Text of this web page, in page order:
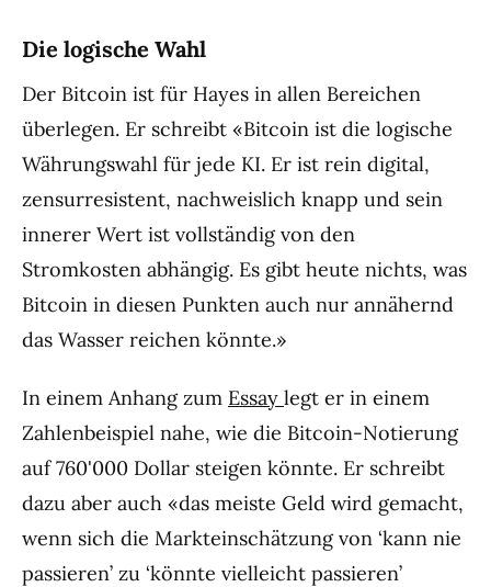
Die logische Wahl
Der Bitcoin ist für Hayes in allen Bereichen
überlegen. Er schreibt «Bitcoin ist die logische
Währungswahl für jede KI. Er ist rein digital,
zensurresistent, nachweislich knapp und sein
innerer Wert ist vollständig von den
Stromkosten abhängig. Es gibt heute nichts, was
Bitcoin in diesen Punkten auch nur annähernd
das Wasser reichen könnte.»
In einem Anhang zum Essay legt er in einem
Zahlenbeispiel nahe, wie die Bitcoin-Notierung
auf 760'000 Dollar steigen könnte. Er schreibt
dazu aber auch «das meiste Geld wird gemacht,
wenn sich die Markteinschätzung von ‘kann nie
passieren’ zu ‘könnte vielleicht passieren’